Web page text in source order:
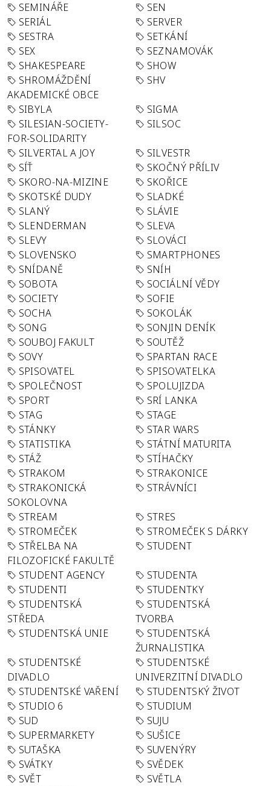
SEMINÁŘE
SEN
SERIÁL
SERVER
SESTRA
SETKÁNÍ
SEX
SEZNAMOVÁK
SHAKESPEARE
SHOW
SHROMÁŽDĚNÍ
AKADEMICKÉ OBCE
SHV
SIBYLA
SIGMA
SILESIAN-SOCIETY-
FOR-SOLIDARITY
SILSOC
SILVERTAL A JOY
SILVESTR
SÍŤ
SKOČNÝ PŘÍLIV
SKORO-NA-MIZINE
SKOŘICE
SKOTSKÉ DUDY
SLADKÉ
SLANÝ
SLÁVIE
SLENDERMAN
SLEVA
SLEVY
SLOVÁCI
SLOVENSKO
SMARTPHONES
SNÍDANĚ
SNÍH
SOBOTA
SOCIÁLNÍ VĚDY
SOCIETY
SOFIE
SOCHA
SOKOLÁK
SONG
SONJIN DENÍK
SOUBOJ FAKULT
SOUTĚŽ
SOVY
SPARTAN RACE
SPISOVATEL
SPISOVATELKA
SPOLEČNOST
SPOLUJIZDA
SPORT
SRÍ LANKA
STAG
STAGE
STÁNKY
STAR WARS
STATISTIKA
STÁTNÍ MATURITA
STÁŽ
STÍHAČKY
STRAKOM
STRAKONICE
STRAKONICKÁ
SOKOLOVNA
STRÁVNÍCI
STREAM
STRES
STROMEČEK
STROMEČEK S DÁRKY
STŘELBA NA
FILOZOFICKÉ FAKULTĚ
STUDENT
STUDENT AGENCY
STUDENTA
STUDENTI
STUDENTKY
STUDENTSKÁ
STŘEDA
STUDENTSKÁ
TVORBA
STUDENTSKÁ UNIE
STUDENTSKÁ
ŽURNALISTIKA
STUDENTSKÉ
DIVADLO
STUDENTSKÉ
UNIVERZITNÍ DIVADLO
STUDENTSKÉ VAŘENÍ
STUDENTSKÝ ŽIVOT
STUDIO 6
STUDIUM
SUD
SUJU
SUPERMARKETY
SUŠICE
SUTAŠKA
SUVENÝRY
SVÁTKY
SVĚDEK
SVĚT
SVĚTLA